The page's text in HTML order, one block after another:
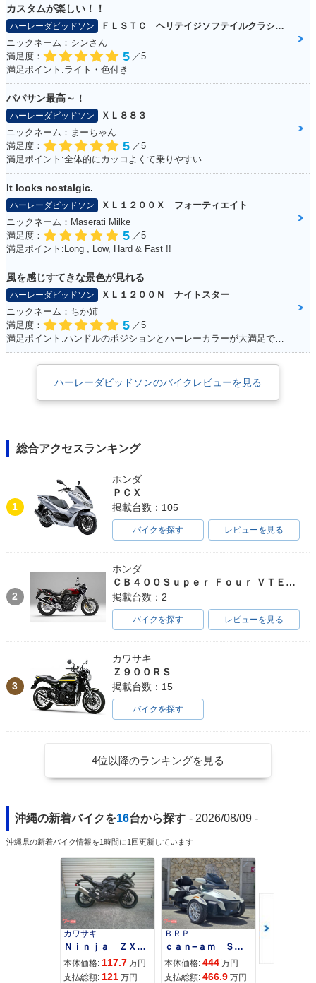
1987年 FXST Softa
il Standard
1986年 FXST Softa
il Standard
1984年 FXST Softa
il Standard
カスタムが楽しい！！
ハーレーダビッドソン
ＦＬＳＴＣ ヘリテイジソフテイルクラシック
ニックネーム：シンさん
満足度：
5 ／5
満足ポイント:ライト・色付き
パパサン最高～！
ハーレーダビッドソン
ＸＬ８８３
ニックネーム：まーちゃん
満足度：
5 ／5
満足ポイント:全体的にカッコよくて乗りやすい
It looks nostalgic.
ハーレーダビッドソン
ＸＬ１２００Ｘ フォーティエイト
ニックネーム：Maserati Milke
満足度：
5 ／5
満足ポイント:Long , Low, Hard & Fast !!
風を感じすてきな景色が見れる
ハーレーダビッドソン
ＸＬ１２００Ｎ ナイトスター
ニックネーム：ちか姉
満足度：
5 ／5
満足ポイント:ハンドルのポジションとハーレーカラーが大満足です！ パワーも抜群！
ハーレーダビッドソンのバイクレビューを見る
総合アクセスランキング
1
ホンダ
ＰＣＸ
掲載台数：105
バイクを探す レビューを見る
2
ホンダ
ＣＢ４００Ｓｕｐｅｒ Ｆｏｕｒ ＶＴＥＣ ＳＰＥＣ３
掲載台数：2
バイクを探す レビューを見る
3
カワサキ
Ｚ９００ＲＳ
掲載台数：15
バイクを探す
4位以降のランキングを見る
沖縄の新着バイクを16台から探す - 2026/08/09 -
沖縄県の新着バイク情報を1時間に1回更新しています
カワサキ
Ｎｉｎｊａ ＺＸ−４Ｒ ＳＥ
本体価格: 117.7 万円
支払総額: 121 万円
ＢＲＰ
ｃａｎ−ａｍ ＳＰＹＤＥＲ ＲＴ ＬＩＭＩＴＥＤ
本体価格: 444 万円
支払総額: 466.9 万円
スズキ
本体価格: